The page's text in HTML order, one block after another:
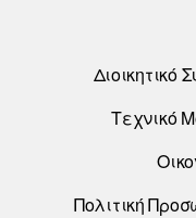
Διοικητικό
Τεχνικό
Πολιτική